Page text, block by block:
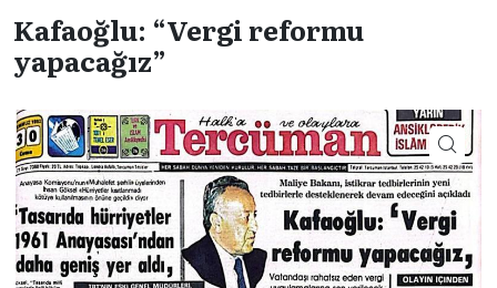
Kafaoğlu: “Vergi reformu
yapacağız”